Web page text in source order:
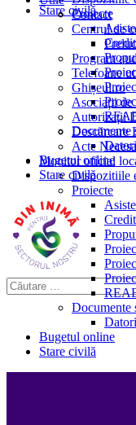
Stare civilă
Proiecte
Documente
Bugetul online
Stare civilă
Contact
Centrul de
Program
Telefoane
Ghișeul.ro
Asociații
Autorizații
Descărcare
Acte
Monitor oficial
Dispozitiile
Proiecte
Documente
Bugetul online
Stare civilă